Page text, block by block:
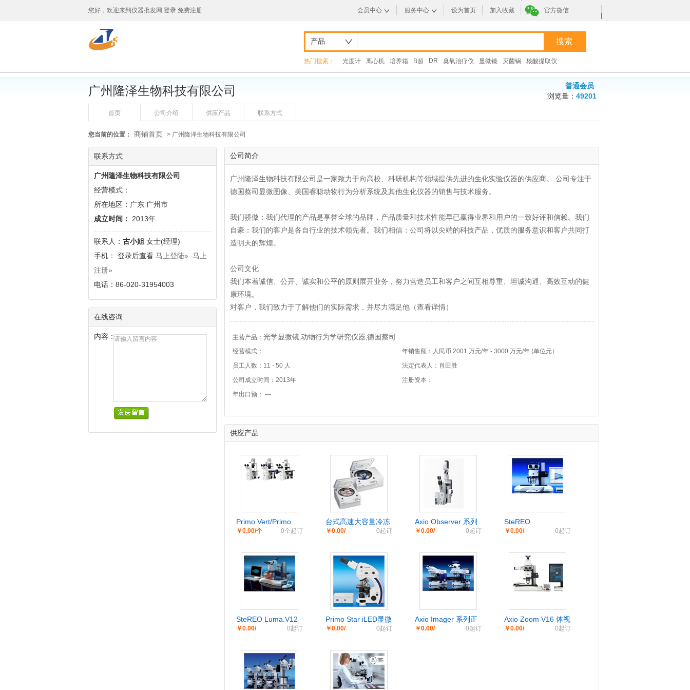
您好，欢迎来到 仪器批发网 登录 免费注册 会员中心 服务中心 设为首页 加入收藏 官方微信
产品
热门搜索： 光度计 离心机 培养箱 B超 DR 臭氧治疗仪 显微镜 灭菌锅 核酸提取仪
广州隆泽生物科技有限公司
普通会员
浏览量： 49201
首页 公司介绍 供应产品 联系方式
您当前的位置： 商铺首页 > 广州隆泽生物科技有限公司
公司简介
广州隆泽生物科技有限公司是一家致力于向高校、科研机构等领域提供先进的生化实验仪器的供应商。 公司专注于
德国蔡司显微图像、美国睿聪动物行为分析系统及其他生化仪器的销售与技术服务。
我们骄傲：我们代理的产品是享誉全球的品牌，产品质量和技术性能早已赢得业界和用户的一致好评和信赖。我们
自豪：我们的客户是各自行业的技术领先者。我们相信：公司将以尖端的科技产品，优质的服务意识和客户共同打
造明天的辉煌。
公司文化
我们本着诚信、公开、诚实和公平的原则展开业务，努力营造员工和客户之间互相尊重、坦诚沟通、高效互动的健
康环境。
对客户，我们致力于了解他们的实际需求，并尽力满足他（查看详情）
主营产品： 光学显微镜;动物行为学研究仪器;德国蔡司
显微图像
经营模式：
年销售额：人民币 2001 万元/年 - 3000 万元/年 (单位元）
员工人数：11 - 50 人
法定代表人：肖田胜
公司成立时间：2013年
注册资本：
年出口额： ---
供应产品
Primo Vert/Primo
Vert Monitor 倒置式
￥0.00/个 0个起订
台式高速大容量冷冻
离心机
￥0.00/ 0起订
Axio Observer 系列
高级研究用倒置式显
￥0.00/ 0起订
SteREO
Discovery.V20立体
￥0.00/ 0起订
SteREO Luma.V12
立体显微镜
￥0.00/ 0起订
Primo Star iLED显微
镜
￥0.00/ 0起订
Axio Imager 系列正
置式显微镜
￥0.00/ 0起订
Axio Zoom V16 体视
荧光显微镜
￥0.00/ 0起订
联系方式
广州隆泽生物科技有限公司
经营模式：
所在地区：广东 广州市
成立时间：
2013年
联系人： 古小姐 女士(经理)
手机： 登录后查看 马上登陆» 马上
注册»
电话：86-020-31954003
在线咨询
内容：